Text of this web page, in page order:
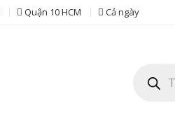
Quận 10 HCM Cả ngày
kiếm
sản